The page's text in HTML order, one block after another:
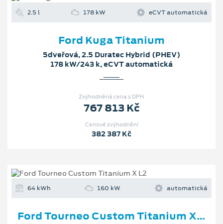
2.5 l 178 kW eCVT automatická
Ford Kuga Titanium
5dveřová, 2.5 Duratec Hybrid (PHEV)
178 kW/243 k, eCVT automatická
Zvýhodněná cena s DPH
767 813 Kč
Cenové zvýhodnění
382 387 Kč
64 kWh 160 kW automatická
Ford Tourneo Custom Titanium X L2